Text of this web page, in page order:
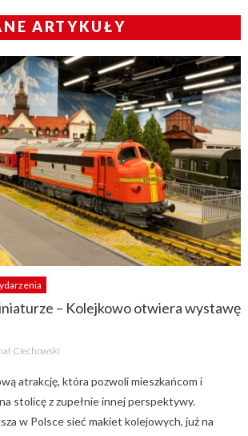
ARTYKUŁY
– Kolejkowo otwiera wystawę
Ciechowski
atrakcję, która pozwoli mieszkańcom i
stolicę z zupełnie innej perspektywy.
w Polsce sieć makiet kolejowych, już na